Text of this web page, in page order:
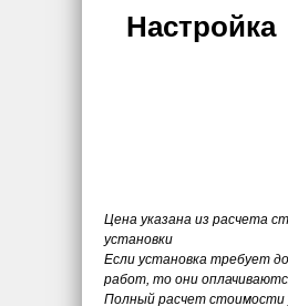
Настройка
Цена указана из расчета
установки
Если установка требует
работ, то они
Полный расчет стоимости